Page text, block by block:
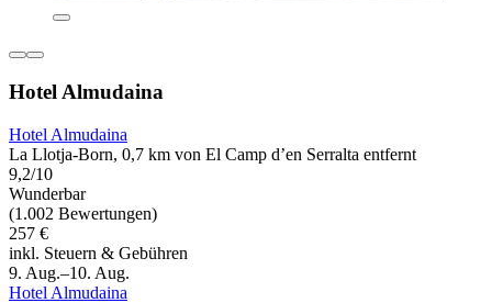
Hotel Almudaina
Hotel Almudaina
La Llotja-Born, 0,7 km von El Camp d’en Serralta entfernt
9,2/10
Wunderbar
(1.002 Bewertungen)
257 €
inkl. Steuern & Gebühren
9. Aug.–10. Aug.
Hotel Almudaina